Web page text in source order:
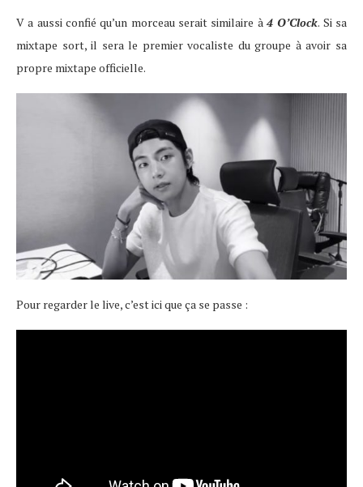
V a aussi confié qu’un morceau serait similaire à 4 O’Clock. Si sa
mixtape sort, il sera le premier vocaliste du groupe à avoir sa
propre mixtape officielle.
Pour regarder le live, c’est ici que ça se passe :